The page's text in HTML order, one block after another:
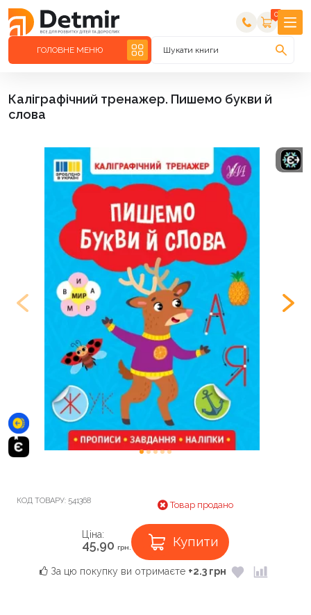
0
ГОЛОВНЕ МЕНЮ Шукати книги
Каліграфічний тренажер. Пишемо букви й
слова
КОД ТОВАРУ: 541368 Товар продано
Ціна:
45,90 грн. Купити
За цю покупку ви отримаєте +2.3 грн